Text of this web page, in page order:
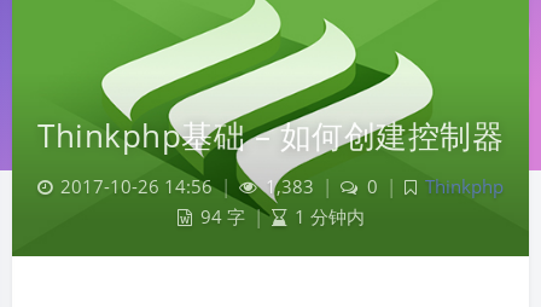
Thinkphp基础 – 如何创建控制器
2017-10-26 14:56 | 1,383 | 0 |
Thinkphp
94 字 | 1 分钟内